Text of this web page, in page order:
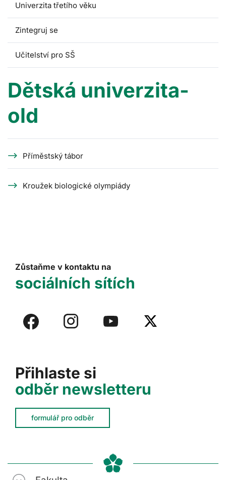
Univerzita třetího věku
Zintegruj se
Učitelství pro SŠ
Dětská univerzita-
old
Příměstský tábor
Kroužek biologické olympiády
Přihlaste si
odběr newsletteru
formulář pro odběr
Zůstaňme v kontaktu na
sociálních sítích